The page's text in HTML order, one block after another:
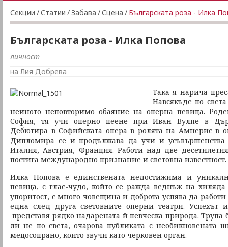
Секции /Статии / Забава /Сцена / Българската роза - Илка
Българската роза - Илка Попова
личност
на Лия Добрева
Така я нарича
Навсякъде по
нейното неповторимо обаяние на оперна певица.
София, тя учи оперно пеене при Иван Вулпе в
Дебютира в Софийската опера в ролята на Амнерис в
Дипломира се и продължава да учи и усъвършенства
Италия, Австрия, Франция. Работи над две
постига международно признание и световна известност.
Илка Попова е единствената недостижима и
певица, с глас-чудо, който се ражда веднъж на
упоритост, с много човещина и доброта успява да
една след друга световните оперни театри. Успехът
представя рядко надарената й певческа природа. Трупа
ли не по света, очарова публиката с необикновената
мецосопрано, който звучи като черковен орган.